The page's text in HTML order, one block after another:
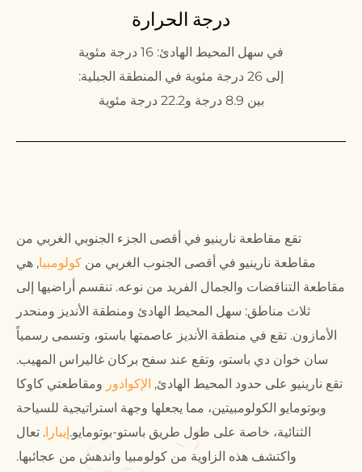
تقع مقاطعة نارينيو في أقصى الجزء الجنوبي الغربي من
مقاطعة نارينيو في أقصى الجنوب الغربي من كولومبيا, هي
مقاطعة التناقضات والجمال الفريد من نوعه. تنقسم أراضيها إلى
ثلاث مناطق: سهل المحيط الهادئ ومنطقة الأنديز ومنحدر
الأمازون. تقع في منطقة الأنديز عاصمتها باستو، وتسمى رسمياً
سان خوان دي باستو، وتقع عند سفح بركان غاليراس المهيب.
تقع نارينيو على حدود المحيط الهادئ, الإكوادور ومقاطعتي كاوكا
وبوتومايو الكولومبيتين، مما يجعلها وجهة استراتيجية للسياحة
الثنائية، خاصة على طول طريق باستو-بوتومايو.إيبارا. تعال
واكتشف هذه الزاوية من كولومبيا واندهش من عجائبها.
درجة الحرارة
في سهل المحيط الهادئ: 16 درجة مئوية
إلى 26 درجة مئوية في المنطقة الجبلية:
بين 8.9 درجة و22.2 درجة مئوية